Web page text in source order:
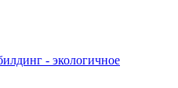
- экологичное